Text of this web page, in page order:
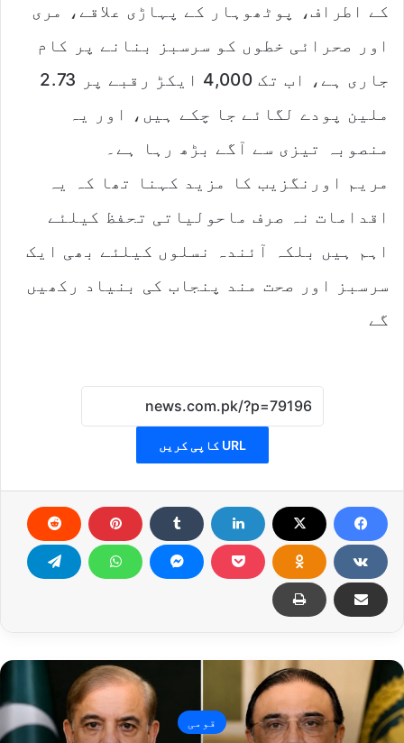
کے اطراف، پوٹھوہار کے پہاڑی علاقے، مری
اور صحرائی خطوں کو سرسبز بنانے پر کام
جاری ہے، اب تک 4,000 ایکڑ رقبے پر 2.73
ملین پودے لگائے جا چکے ہیں، اور یہ
منصوبہ تیزی سے آگے بڑھ رہا ہے۔
مریم اورنگزیب کا مزید کہنا تھا کہ یہ
اقدامات نہ صرف ماحولیاتی تحفظ کیلئے
اہم ہیں بلکہ آئندہ نسلوں کیلئے بھی ایک
سرسبز اور صحت مند پنجاب کی بنیاد رکھیں
گے
URL کاپی کریں
قومی